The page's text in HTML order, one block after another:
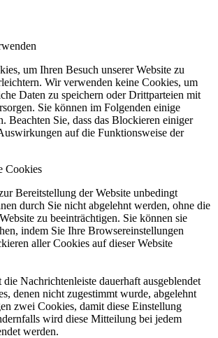
um Ihren Besuch unserer Website zu
Wir verwenden keine Cookies, um
Daten zu speichern oder Drittparteien mit
Sie können im Folgenden einige
Beachten Sie, dass das Blockieren einiger
auf die Funktionsweise der
Cookies
Bereitstellung der Website unbedingt
durch Sie nicht abgelehnt werden, ohne die
zu beeinträchtigen. Sie können sie
indem Sie Ihre Browsereinstellungen
aller Cookies auf dieser Website
Nachrichtenleiste dauerhaft ausgeblendet
denen nicht zugestimmt wurde, abgelehnt
zwei Cookies, damit diese Einstellung
wird diese Mitteilung bei jedem
werden.